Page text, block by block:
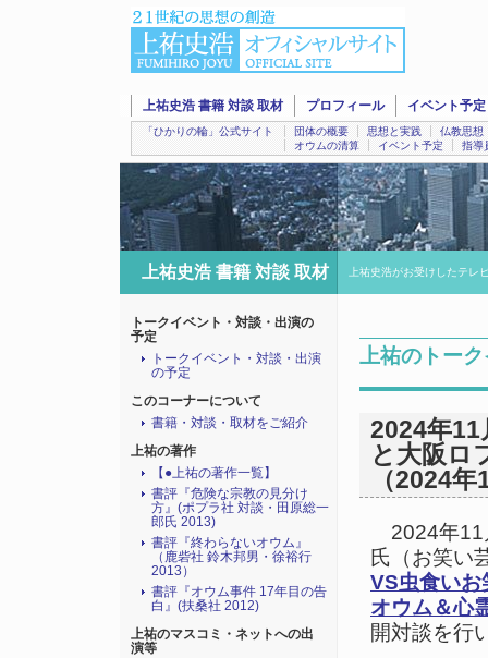
上祐史浩 書籍 対談 取材 プロフィール イベント予定
「ひかりの輪」公式サイト 団体の概要 思想と実践
仏教思想
オウムの清算
イベント予定 指導
上祐史浩 書籍 対談 取材 上祐史浩がお受けしたテレ
上祐のトー
2024年11
と大阪ロ
（2024
2024年11
氏（お笑い
VS虫食いお
オウム＆心
開対談を行
トークイベント・対談・出演の
予定
トークイベント・対談・出演
の予定
このコーナーについて
書籍・対談・取材をご紹介
上祐の著作
【●上祐の著作一覧】
書評『危険な宗教の見分け
方』(ポプラ社 対談・田原総一
郎氏 2013)
書評『終わらないオウム』
（鹿砦社 鈴木邦男・徐裕行
2013）
書評『オウム事件 17年目の告
白』(扶桑社 2012)
上祐のマスコミ・ネットへの出
演等